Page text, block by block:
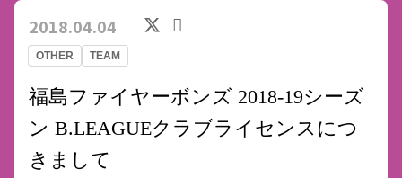
OTHER TEAM
2018.04.04
福島ファイヤーボンズ 2018-19シーズ
ン B.LEAGUEクラブライセンスにつ
きまして